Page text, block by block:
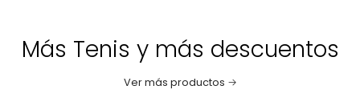
Más Tenis y más descuentos
Ver más productos